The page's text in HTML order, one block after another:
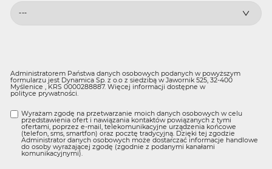
Administratorem Państwa danych osobowych podanych w powyższym
formularzu jest Dynamica Sp. z o.o z siedzibą w Jawornik 525, 32-400
Myślenice , KRS 0000288887. Więcej informacji dostępne w
polityce prywatności.
Wyrażam zgodę na przetwarzanie moich danych osobowych w celu
przedstawienia ofert i nawiązania kontaktów powiązanych z tymi
ofertami, poprzez e-mail, telekomunikacyjne urządzenia końcowe
(telefon, sms, smartfon) oraz pocztę tradycyjną. Dzięki tej zgodzie
Administrator danych osobowych może dostarczać informacje handlowe
do osoby wyrażającej zgodę (zgodnie z podanymi kanałami
komunikacyjnymi).